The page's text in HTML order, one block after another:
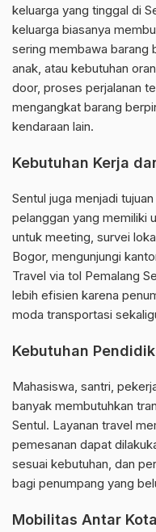
keluarga yang tinggal di
keluarga biasanya
sering membawa barang
anak, atau kebutuhan
door, proses perjalanan
mengangkat barang
kendaraan lain.
Kebutuhan Kerja
Sentul juga menjadi
pelanggan yang memiliki
untuk meeting, survei
Bogor, mengunjungi
Travel via tol Pemalang
lebih efisien karena
moda transportasi
Kebutuhan
Mahasiswa, santri,
banyak membutuhkan
Sentul. Layanan travel
pemesanan dapat
sesuai kebutuhan, dan
bagi penumpang yang
Mobilitas Antar